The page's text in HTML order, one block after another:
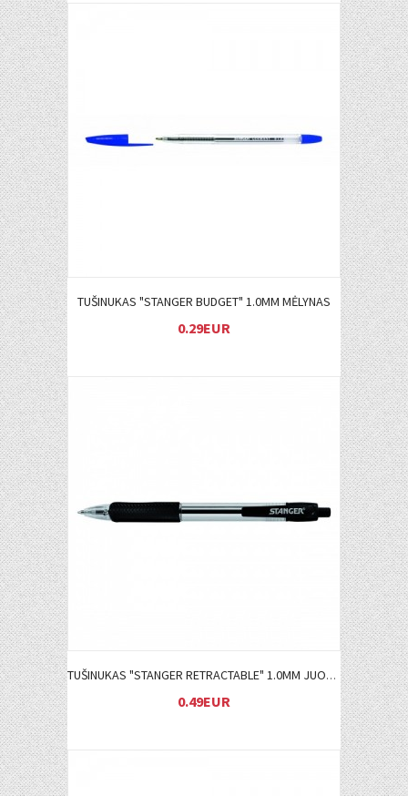
TUŠINUKAS "STANGER BUDGET" 1.0MM MĖLYNAS
0.29EUR
TUŠINUKAS "STANGER RETRACTABLE" 1.0MM JUODAS
0.49EUR